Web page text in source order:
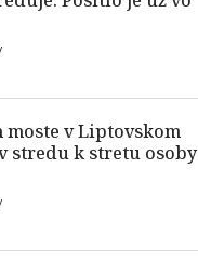
moste v Liptovskom
stredu k stretu osoby